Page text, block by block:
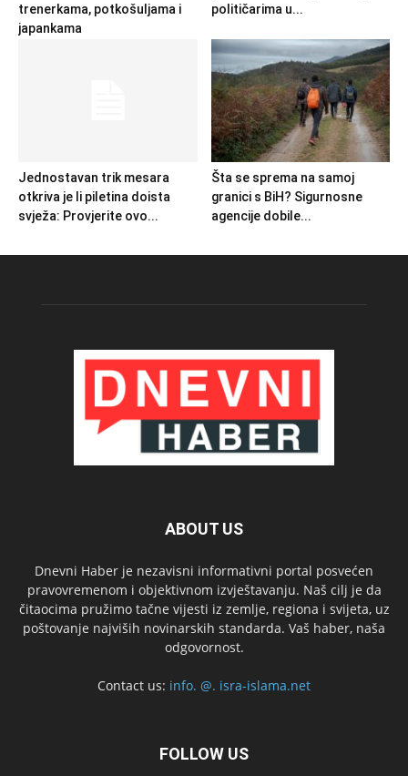
trenerkama, potkošuljama i
japankama
političarima u...
Jednostavan trik mesara
otkriva je li piletina doista
svježa: Provjerite ovo...
Šta se sprema na samoj
granici s BiH? Sigurnosne
agencije dobile...
ABOUT US
Dnevni Haber je nezavisni informativni portal posvećen
pravovremenom i objektivnom izvještavanju. Naš cilj je da
čitaocima pružimo tačne vijesti iz zemlje, regiona i svijeta, uz
poštovanje najviših novinarskih standarda. Vaš haber, naša
odgovornost.
Contact us: info. @. isra-islama.net
FOLLOW US